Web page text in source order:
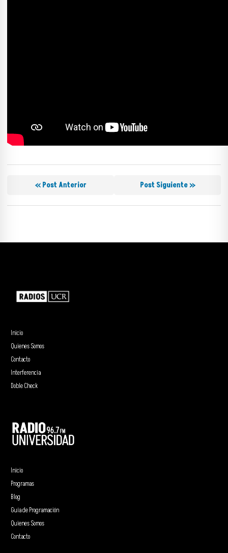
« Post Anterior Post Siguiente »
Inicio
Quienes Somos
Contacto
Interferencia
Doble Check
Inicio
Programas
Blog
Guía de Programación
Quienes Somos
Contacto